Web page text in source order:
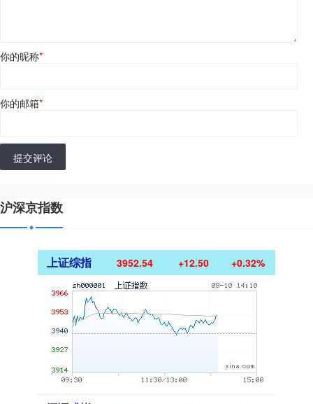
你的昵称*
你的邮箱*
提交评论
沪深京指数
上证综指 3952.54 +12.50 +0.32%